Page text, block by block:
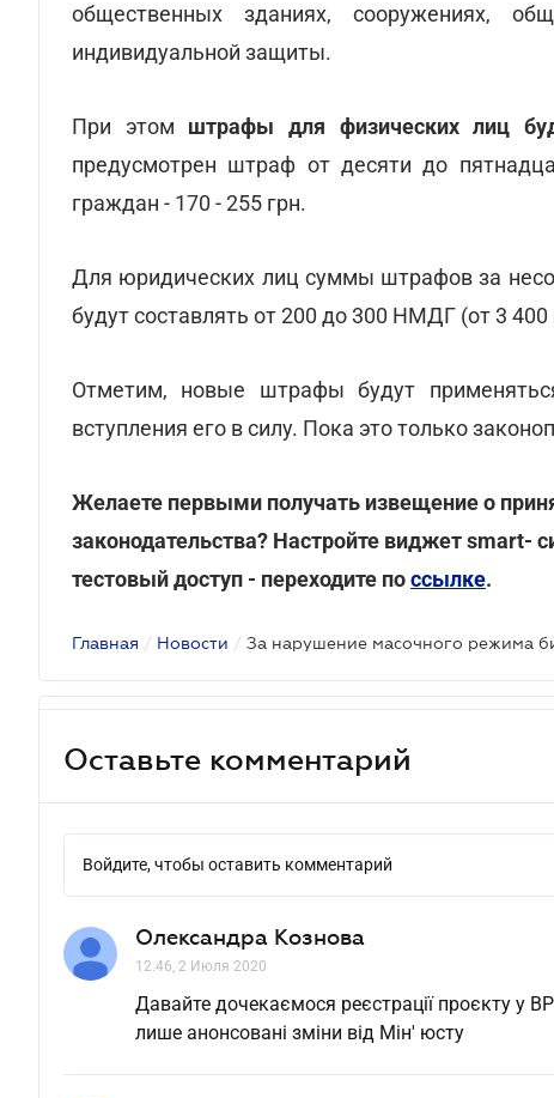
общественных зданиях, сооружениях,
индивидуальной защиты.
При этом штрафы для физических лиц
предусмотрен штраф от десяти до
граждан - 170 - 255 грн.
Для юридических лиц суммы штрафов за
будут составлять от 200 до 300 НМДГ (от 3 400
Отметим, новые штрафы будут
вступления его в силу. Пока это только
Желаете первыми получать извещение о
законодательства? Настройте виджет smart-
тестовый доступ - переходите поссылке.
Главная / Новости / За нарушение масочного режима
Оставьте комментарий
Войдите, чтобы оставить комментарий
Олександра Кознова
12.46, 2 Июля 2020
Давайте дочекаємося реєстрації проєкту у
лише анонсовані зміни від Мін' юсту